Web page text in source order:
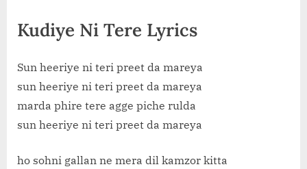
Kudiye Ni Tere Lyrics
Sun heeriye ni teri preet da mareya
sun heeriye ni teri preet da mareya
marda phire tere agge piche rulda
sun heeriye ni teri preet da mareya
ho sohni gallan ne mera dil kamzor kitta